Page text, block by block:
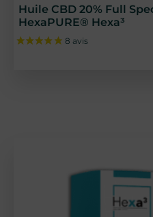
Huile CBD 20% Full
HexaPURE® Hexa³